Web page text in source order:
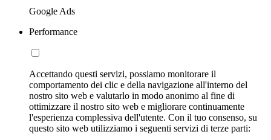
Google Ads
Performance
Accettando questi servizi, possiamo monitorare il
comportamento dei clic e della navigazione all'interno del
nostro sito web e valutarlo in modo anonimo al fine di
ottimizzare il nostro sito web e migliorare continuamente
l'esperienza complessiva dell'utente. Con il tuo consenso, su
questo sito web utilizziamo i seguenti servizi di terze parti: